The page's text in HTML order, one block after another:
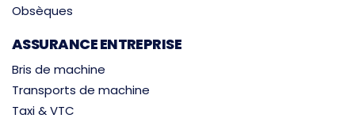
Obsèques
ASSURANCE ENTREPRISE
Bris de machine
Transports de machine
Taxi & VTC